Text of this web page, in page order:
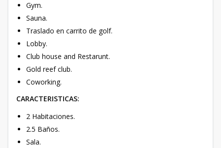
Gym.
Sauna.
Traslado en carrito de golf.
Lobby.
Club house and Restarunt.
Gold reef club.
Coworking.
CARACTERISTICAS:
2 Habitaciones.
2.5 Baños.
Sala.